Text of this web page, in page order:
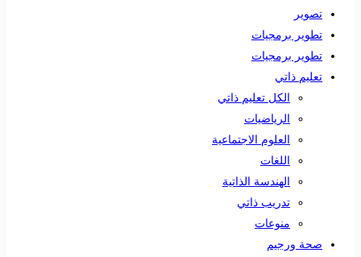
تصوير
تطوير برمجيات
تطوير برمجيات
تعليم ذاتي
الكل تعليم ذاتي
الرياضيات
العلوم الاجتماعية
اللغات
الهندسة الذاتية
تدريب ذاتي
منوعات
صحة ورجيم